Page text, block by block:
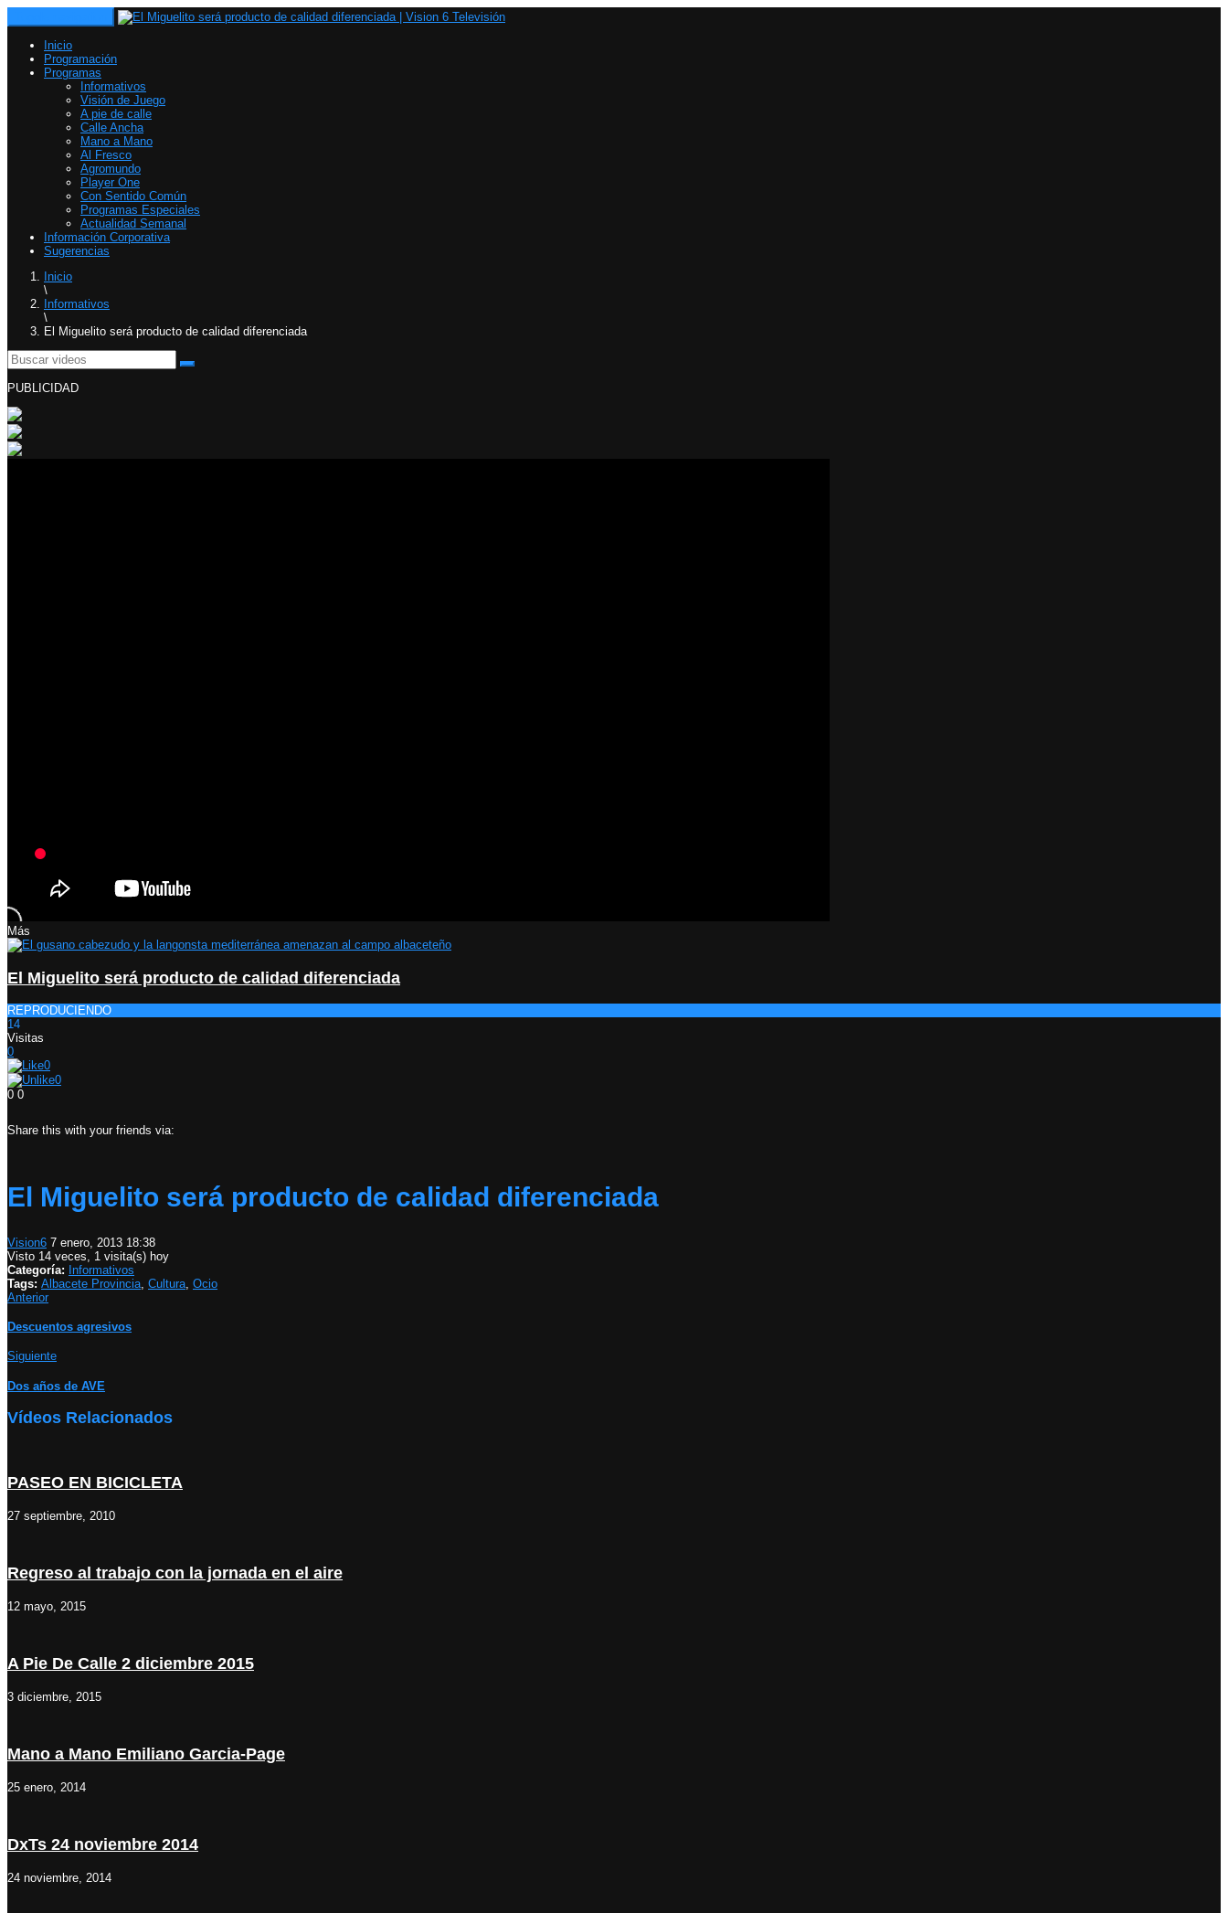
Inicio
Programación
Programas
Informativos
Visión de Juego
A pie de calle
Calle Ancha
Mano a Mano
Al Fresco
Agromundo
Player One
Con Sentido Común
Programas Especiales
Actualidad Semanal
Información Corporativa
Sugerencias
Inicio
\
Informativos
\
El Miguelito será producto de calidad diferenciada
PUBLICIDAD
Más
El Miguelito será producto de calidad diferenciada
REPRODUCIENDO
14
Visitas
0
0
0
0 0
Share this with your friends via:
El Miguelito será producto de calidad diferenciada
Vision6 7 enero, 2013 18:38
Visto 14 veces, 1 visita(s) hoy
Categoría: Informativos
Tags: Albacete Provincia Cultura Ocio
Anterior
Descuentos agresivos
Siguiente
Dos años de AVE
Vídeos Relacionados
PASEO EN BICICLETA
27 septiembre, 2010
Regreso al trabajo con la jornada en el aire
12 mayo, 2015
A Pie De Calle 2 diciembre 2015
3 diciembre, 2015
Mano a Mano Emiliano Garcia-Page
25 enero, 2014
DxTs 24 noviembre 2014
24 noviembre, 2014